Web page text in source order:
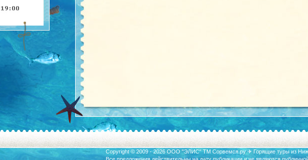
Copyright © 2009 - 2026 ООО "ЭЛИС" ТМ Сорвемся.ру ✈ Горящие туры из